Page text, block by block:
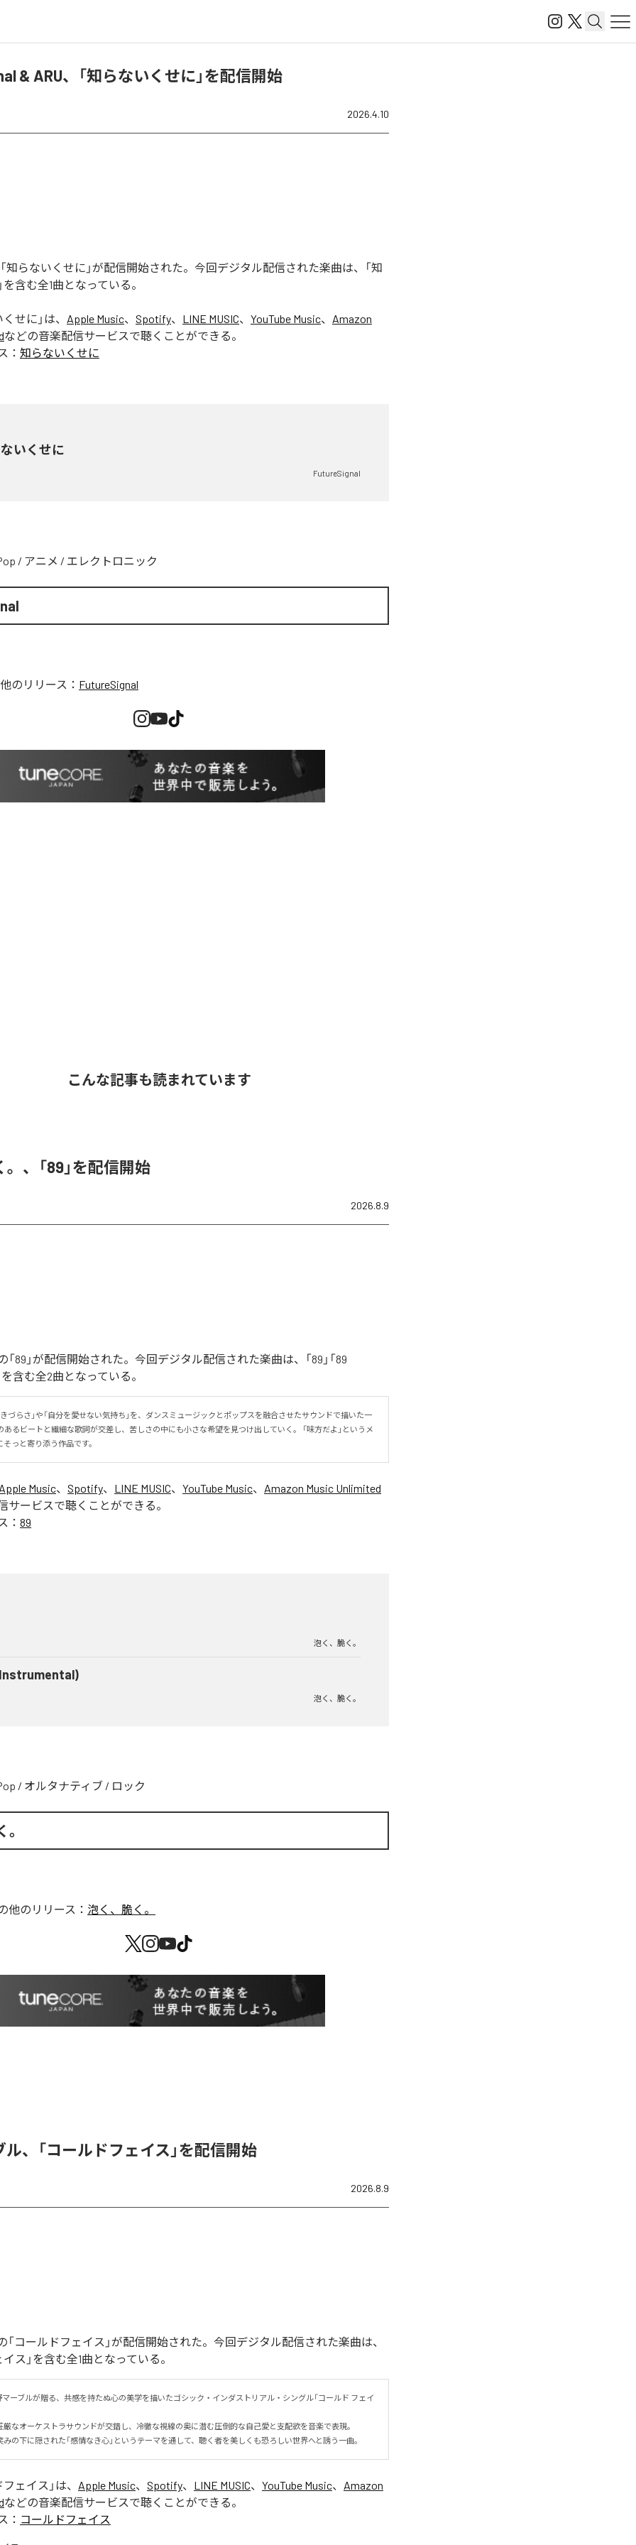
& ARU、「知らないくせに」を配信開始
2026.4.10
知らないくせに」が配信開始された。今回デジタル配信された楽曲は、「知
を含む全1曲となっている。
くせに 」は、 Apple Music、 Spotify、 LINE MUSIC、 YouTube Music、 Amazon
などの音楽配信サービスで聴くことができる。
： 知らないくせに
いくせに
FutureSignal
/ アニメ / エレクトロニック
のリリース： FutureSignal
こんな記事も読まれています
、「89」を配信開始
2026.8.9
「89」が配信開始された。今回デジタル配信された楽曲は、「89」「89
を含む全2曲となっている。
づらさ」や「自分を愛せない気持ち」を、ダンスミュージックとポップスを融合させたサウンドで描いた一
あるビートと繊細な歌詞が交差し、苦しさの中にも小さな希望を見つけ出していく。 「味方だよ」というメ
っと寄り添う作品です。
Apple Music、 Spotify、 LINE MUSIC、 YouTube Music、 Amazon Music Unlimited
サービスで聴くことができる。
： 89
泡く、脆く。
泡く、脆く。
/ オルタナティブ / ロック
他のリリース： 泡く、脆く。
、「コールドフェイス」を配信開始
2026.8.9
「コールドフェイス」が配信開始された。今回デジタル配信された楽曲は、
ス」を含む全1曲となっている。
マーブルが贈る、共感を持たぬ心の美学を描いたゴシック・インダストリアル・シングル「コールド フェイ
厳なオーケストラサウンドが交錯し、冷徹な視線の奥に潜む圧倒的な自己愛と支配欲を音楽で表現。
の下に隠された「感情なき心」というテーマを通して、聴く者を美しくも恐ろしい世界へと誘う一曲。
フェイス 」は、 Apple Music、 Spotify、 LINE MUSIC、 YouTube Music、 Amazon
などの音楽配信サービスで聴くことができる。
： コールドフェイス